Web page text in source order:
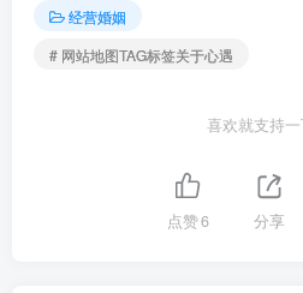
经营婚姻
# 网站地图TAG标签关于心遇
喜欢就支持
点赞6 分享